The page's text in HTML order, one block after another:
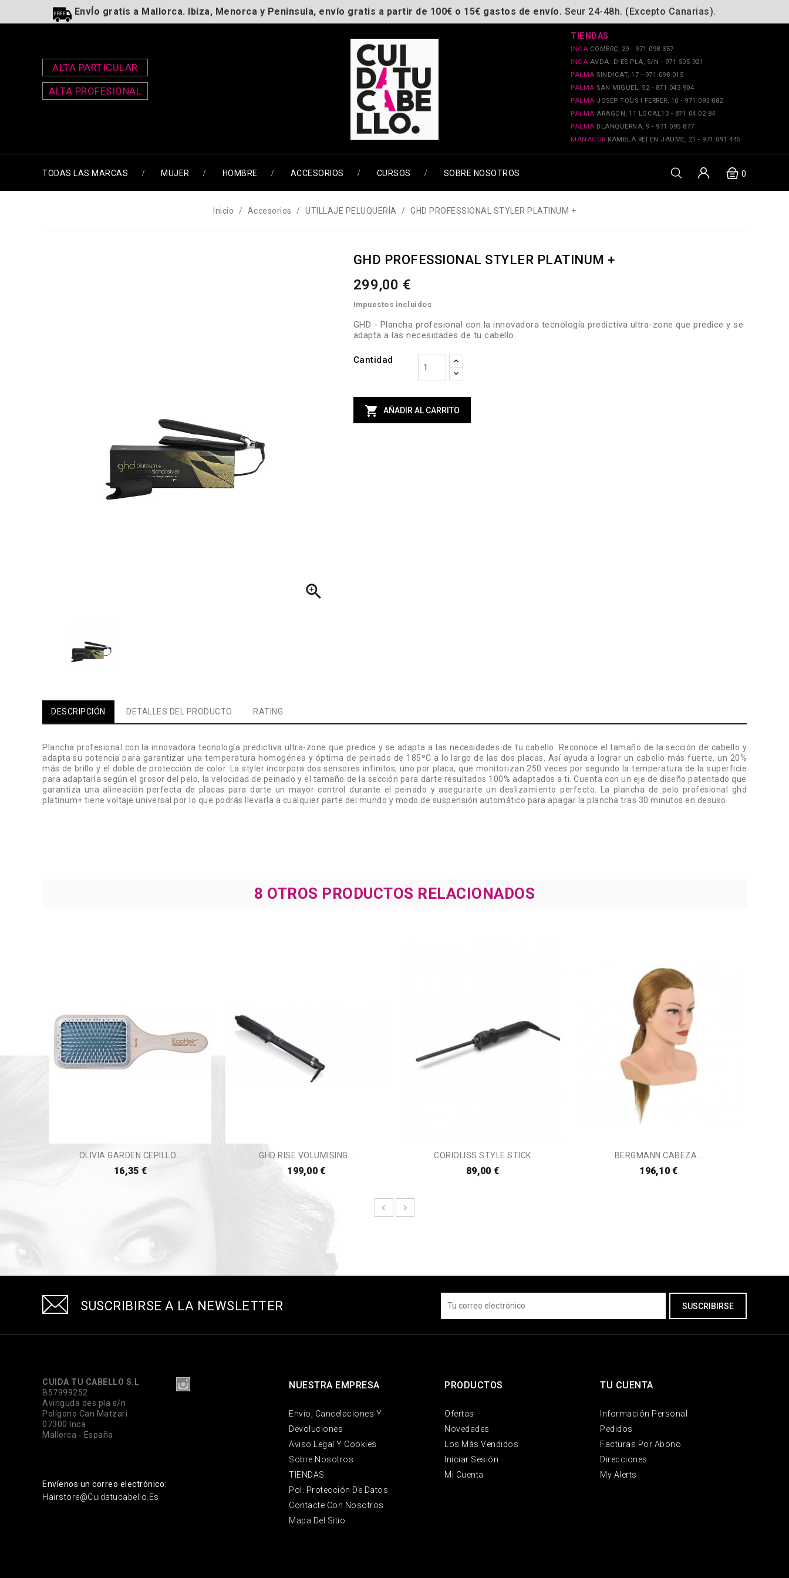
EnvÍo gratis a Mallorca. Ibiza, Menorca y Peninsula, envío gratis a partir de 100€ o 15€ gastos de envío. Seur 24-48h. (Excepto Canarias).
ALTA PARTICULAR
ALTA PROFESIONAL
TIENDAS
INCA COMERÇ, 29 - 971 098 357
INCA AVDA. D'ES PLA, S/N - 971 505 921
PALMA SINDICAT, 17 - 971 098 015
PALMA SAN MIGUEL, 52 - 871 043 904
PALMA JOSEP TOUS I FERRER, 10 - 971 093 082
PALMA ARAGON, 11 LOCAL13 - 871 04 02 84
PALMA BLANQUERNA, 9 - 971 095 877
MANACOR RAMBLA REI EN JAUME, 21 - 971 091 445
TODAS LAS MARCAS MUJER HOMBRE ACCESORIOS CURSOS SOBRE NOSOTROS 0
Inicio Accesorios UTILLAJE PELUQUERÍA GHD PROFESSIONAL STYLER PLATINUM +

GHD PROFESSIONAL STYLER PLATINUM +
299,00 €
Impuestos incluidos
GHD - Plancha profesional con la innovadora tecnología predictiva ultra-zone que predice y se
adapta a las necesidades de tu cabello.
Cantidad
 AÑADIR AL CARRITO
DESCRIPCIÓN DETALLES DEL PRODUCTO RATING
Plancha profesional con la innovadora tecnología predictiva ultra-zone que predice y se adapta a las necesidades de tu cabello. Reconoce el tamaño de la sección de cabello y
adapta su potencia para garantizar una temperatura homogénea y óptima de peinado de 185ºC a lo largo de las dos placas. Así ayuda a lograr un cabello más fuerte, un 20%
más de brillo y el doble de protección de color. La styler incorpora dos sensores infinitos, uno por placa, que monitorizan 250 veces por segundo la temperatura de la superficie
para adaptarla según el grosor del pelo, la velocidad de peinado y el tamaño de la sección para darte resultados 100% adaptados a ti. Cuenta con un eje de diseño patentado que
garantiza una alineación perfecta de placas para darte un mayor control durante el peinado y asegurarte un deslizamiento perfecto. La plancha de pelo profesional ghd
platinum+ tiene voltaje universal por lo que podrás llevarla a cualquier parte del mundo y modo de suspensión automático para apagar la plancha tras 30 minutos en desuso.
8 OTROS PRODUCTOS RELACIONADOS
OLIVIA GARDEN CEPILLO...
16,35 €
GHD RISE VOLUMISING...
199,00 €
CORIOLISS STYLE STICK
89,00 €
BERGMANN CABEZA...
196,10 €
SUSCRIBIRSE A LA NEWSLETTER
CUIDA TU CABELLO S.L
B57999252
Avinguda des pla s/n
Polígono Can Matzari
07300 Inca
Mallorca - España
Envíenos un correo electrónico:
Hairstore@cuidatucabello.es
TU CUENTA
Información Personal
Pedidos
Facturas Por Abono
Direcciones
My Alerts
PRODUCTOS
Ofertas
Novedades
Los Más Vendidos
Iniciar Sesión
Mi Cuenta
NUESTRA EMPRESA
Envío, Cancelaciones Y
Devoluciones
Aviso Legal Y Cookies
Sobre Nosotros
TIENDAS
Pol. Protección De Datos
Contacte Con Nosotros
Mapa Del Sitio